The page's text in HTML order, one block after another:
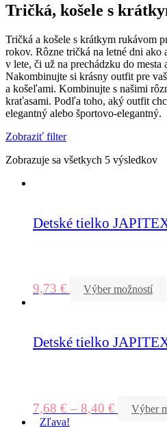
Tričká, košele s
Tričká a košele s krátkym rukávom
rokov. Rôzne tričká na letné dni ako
v lete, či už na prechádzku do
Nakombinujte si krásny outfit pre
a košeľami. Kombinujte s našimi
kraťasami. Podľa toho, aký outfit
elegantný alebo športovo-elegantný.
Zobraziť filter
Zobrazuje sa všetkych 5 výsledkov
Detské tielko
9,73 € Výber možností
Detské tielko
7,68 € – 8,40 €
Výber
Zľava!